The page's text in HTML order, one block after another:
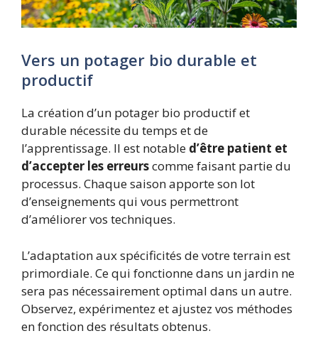
Vers un potager bio durable et
productif
La création d’un potager bio productif et
durable nécessite du temps et de
l’apprentissage. Il est notable d’être patient et
d’accepter les erreurscomme faisant partie du
processus. Chaque saison apporte son lot
d’enseignements qui vous permettront
d’améliorer vos techniques.
L’adaptation aux spécificités de votre terrain est
primordiale. Ce qui fonctionne dans un jardin ne
sera pas nécessairement optimal dans un autre.
Observez, expérimentez et ajustez vos méthodes
en fonction des résultats obtenus.